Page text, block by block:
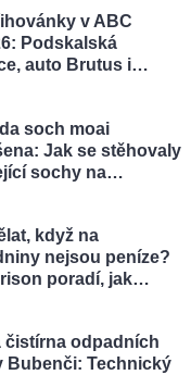
v ABC
Podskalská
auto Brutus i…
soch moai
Jak se stěhovaly
sochy na…
když na
nejsou peníze?
poradí, jak…
čistírna odpadních
Bubenči: Technický